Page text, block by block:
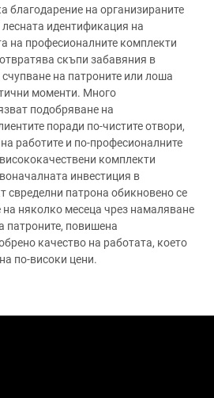
благодарение на организираните
идентификация на
на професионалните комплекти
скъпи забавяния в
на патроните или лоша
моменти. Много
подобряване на
поради по-чистите отвори,
работите и по-професионалните
комплекти
инвестиция в
свределни патрона обикновено се
няколко месеца чрез намаляване
патроните, повишена
качество на работата, което
по-високи цени.